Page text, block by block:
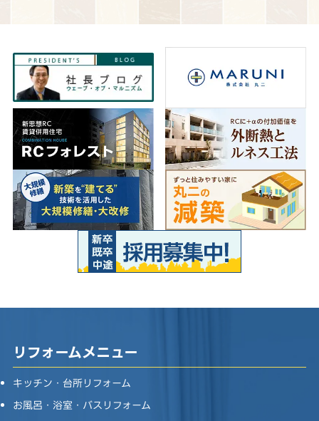
リフォームメニュー
キッチン・台所リフォーム
お風呂・浴室・バスリフォーム